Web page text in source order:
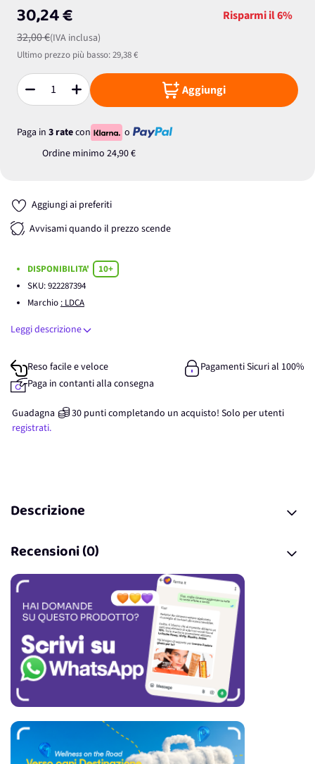
30,24 €
32,00 €(IVA inclusa)
Risparmi il6%
Ultimo prezzo più basso:29,38 €
Quantità Aggiungi
Paga in 3 ratecon
o
Ordine minimo 24,90 €
Aggiungi ai preferiti
Avvisami quando il prezzo scende
DISPONIBILITA'
10+
SKU:922287394
Marchio : LDCA
Leggi descrizione
Reso facile e veloce
Pagamenti Sicuri al 100%
Paga in contanti alla consegna
Guadagna 30 punticompletando un acquisto! Solo per utenti
registrati.
Descrizione
Recensioni (0)